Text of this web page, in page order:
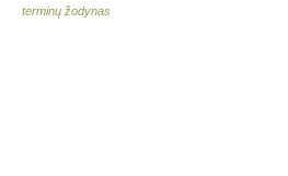
terminų žodynas